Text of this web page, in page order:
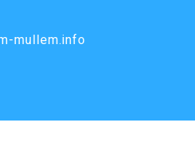
mullem.info